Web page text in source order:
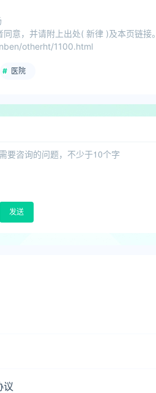
意，并请附上出处( 新律 )及本页链接。
otherht/1100.html
医院
发送
议